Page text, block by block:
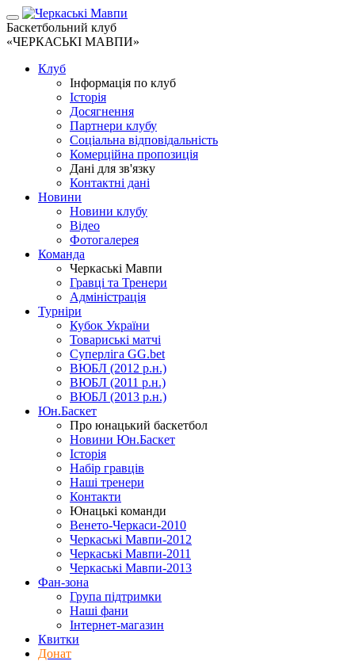
Баскетбольний клуб
«ЧЕРКАСЬКІ МАВПИ»
Клуб
Інформація по клуб
Історія
Досягнення
Партнери клубу
Соціальна відповідальність
Комерційна пропозиція
Дані для зв'язку
Контактні дані
Новини
Новини клубу
Відео
Фотогалерея
Команда
Черкаські Мавпи
Гравці та Тренери
Адміністрація
Турніри
Кубок України
Товариські матчі
Суперліга GG.bet
ВЮБЛ (2012 р.н.)
ВЮБЛ (2011 р.н.)
ВЮБЛ (2013 р.н.)
Юн.Баскет
Про юнацький баскетбол
Новини Юн.Баскет
Історія
Набір гравців
Наші тренери
Контакти
Юнацькі команди
Венето-Черкаси-2010
Черкаські Мавпи-2012
Черкаські Мавпи-2011
Черкаські Мавпи-2013
Фан-зона
Група підтримки
Наші фани
Інтернет-магазин
Квитки
Донат